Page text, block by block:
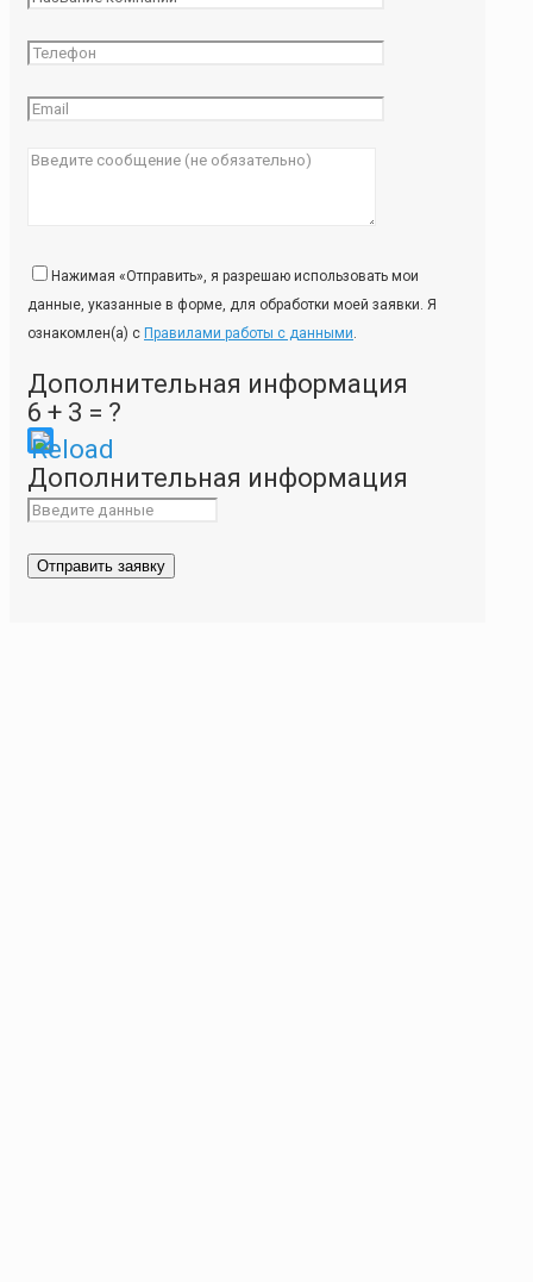
Нажимая «Отправить», я разрешаю использовать мои
данные, указанные в форме, для обработки моей заявки. Я
ознакомлен(а) с Правилами работы с данными.
Дополнительная информация
6 + 3 = ?
Please
enter
characters
Дополнительная информация